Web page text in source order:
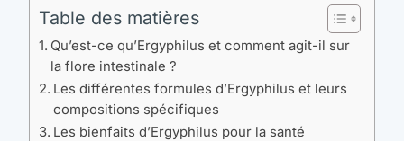
Table des matières
Qu’est-ce qu’Ergyphilus et comment agit-il sur
la flore intestinale ?
Les différentes formules d’Ergyphilus et leurs
compositions spécifiques
Les bienfaits d’Ergyphilus pour la santé